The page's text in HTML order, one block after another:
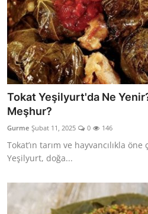
Tokat Yeşilyurt'da Ne
Meşhur?
Gurme Şubat 11, 2025 0 146
Tokat’ın tarım ve hayvancılıkla
Yeşilyurt, doğa...